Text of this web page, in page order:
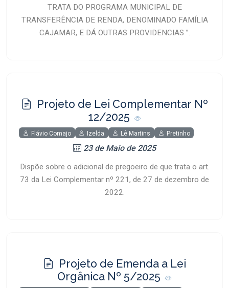
TRATA DO PROGRAMA MUNICIPAL DE
TRANSFERÊNCIA DE RENDA, DENOMINADO FAMÍLIA
CAJAMAR, E DÁ OUTRAS PROVIDENCIAS ”.
Projeto de Lei Complementar Nº
12/2025
Flávio Comajo Izelda Lê Martins Pretinho
23 de Maio de 2025
Dispõe sobre o adicional de pregoeiro de que trata o art.
73 da Lei Complementar nº 221, de 27 de dezembro de
2022.
Projeto de Emenda a Lei
Orgânica Nº 5/2025